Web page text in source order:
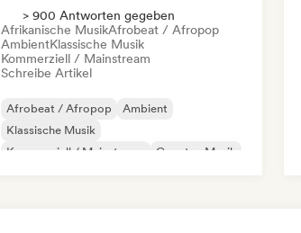
> 900 Antworten gegeben
Afrikanische MusikAfrobeat / Afropop
AmbientKlassische Musik
Kommerziell / Mainstream
Schreibe Artikel
Afrobeat / Afropop
Ambient
Klassische Musik
Kommerziell / Mainstream
Country-Musik